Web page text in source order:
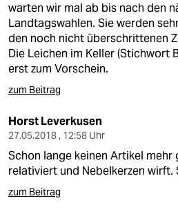
warten wir mal ab bis nach den
Landtagswahlen. Sie werden
den noch nicht überschrittenen
Die Leichen im Keller (Stichwort
erst zum Vorschein.
zum Beitrag
Horst Leverkusen
27.05.2018 , 12:58 Uhr
Schon lange keinen Artikel mehr
relativiert und Nebelkerzen wirft.
zum Beitrag